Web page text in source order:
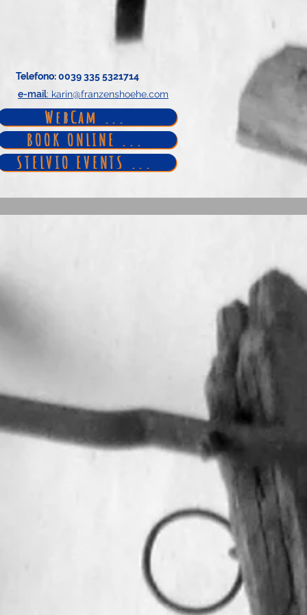
Telefono: 0039 335 5321714
e-mail: karin@franzenshoehe.com
BOOK ONLINE ...
WebCam ...
STELVIO EVENTS ...